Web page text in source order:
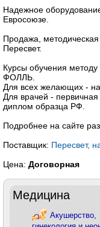
Надежное
Евросоюзе.
Продажа,
Пересвет.
Курсы обучения
ФОЛЛЬ.
Для всех желающих -
Для врачей -
диплом образца РФ.
Подробнее на сайте
Поставщик: Пересвет,
Цена: Договорная
Медицина
Акушерство,